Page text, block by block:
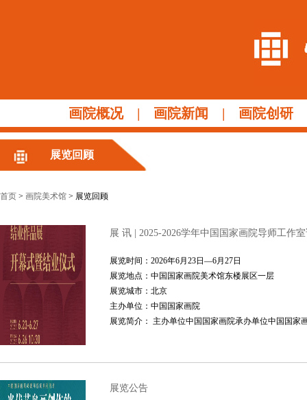
画院概况 | 画院新闻 | 画院创研
展览回顾
首页 > 画院美术馆 > 展览回顾
展 讯 | 2025-2026学年中国国家画院导师工作
展览时间：2026年6月23日—6月27日
展览地点：中国国家画院美术馆东楼展区一层
展览城市：北京
主办单位：中国国家画院
展览简介： 主办单位中国国家画院承办单位中国国家
展览公告